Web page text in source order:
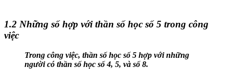
1.2 Những số hợp với thần số học số 5 trong công
việc
Trong công việc, thần số học số 5 hợp với những
người có thần số học số 4, 5, và số 8.